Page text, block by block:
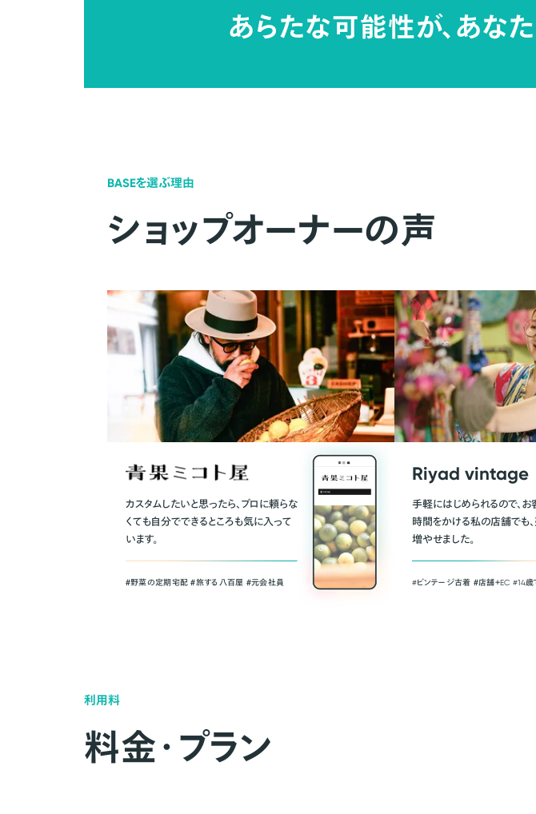
あらたな可能性が、あな
BASEを選ぶ理由
ショップオーナーの声
カスタムしたいと思ったら、プロに頼らな
くても自分でできるところも気に入って
います。
＃野菜の定期宅配 ＃旅する八百屋 ＃元会社員
Riyad vintage
手軽にはじめられるので、お
時間をかける私の店舗でも
増やせました。
#ビンテージ古着 ＃店舗＋EC #14
利用料
料金・プラン